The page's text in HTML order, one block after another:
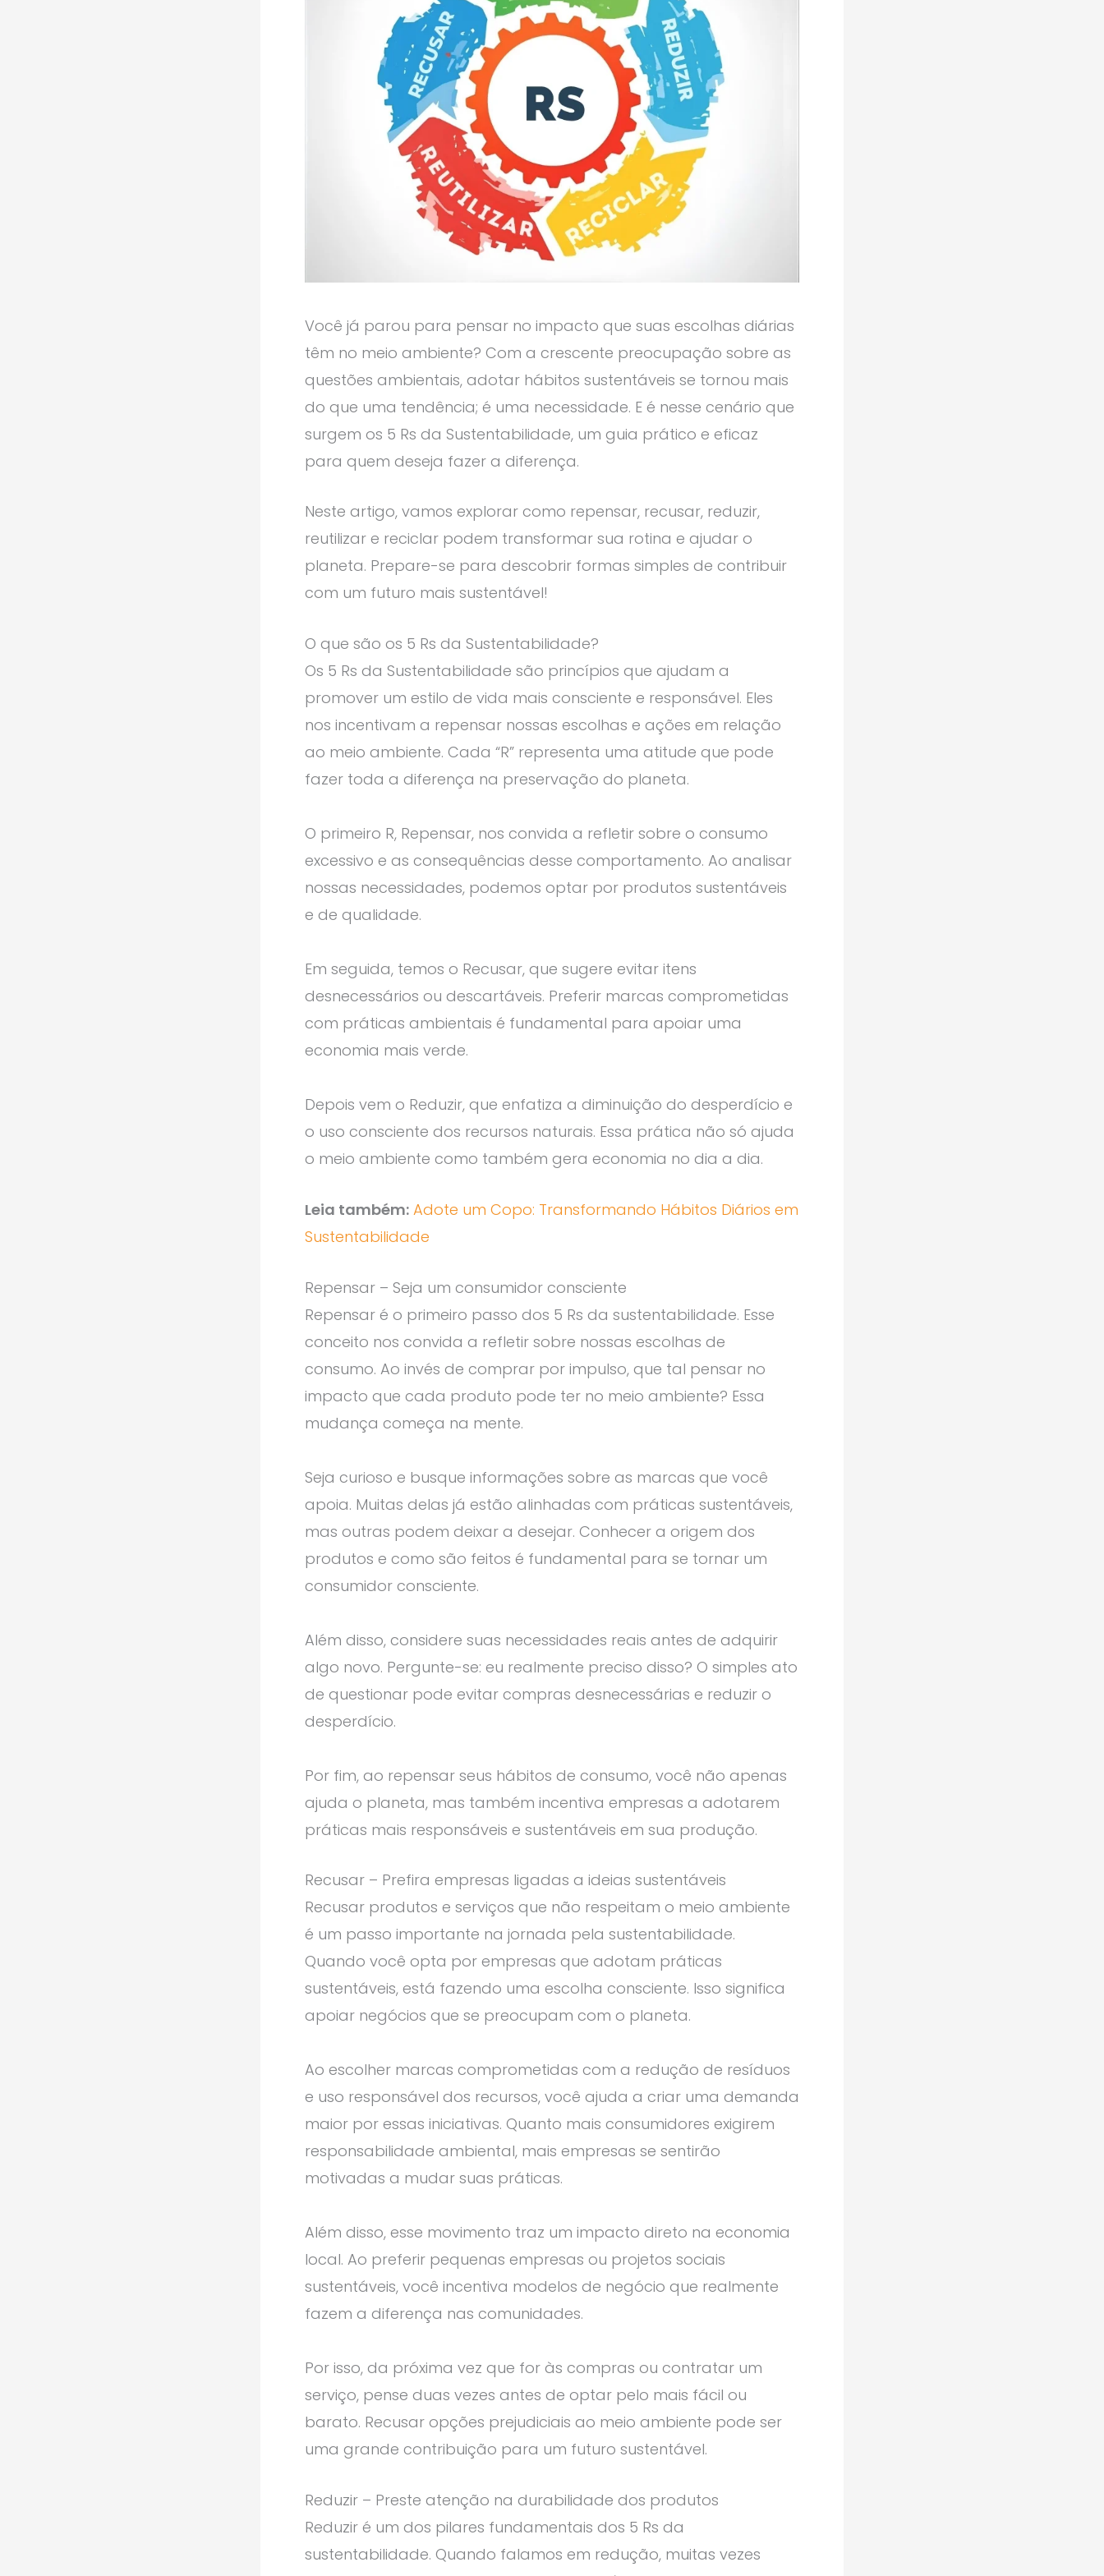
Você já parou para pensar no impacto que suas escolhas diárias
têm no meio ambiente? Com a crescente preocupação sobre as
questões ambientais, adotar hábitos sustentáveis se tornou mais
do que uma tendência; é uma necessidade. E é nesse cenário que
surgem os 5 Rs da Sustentabilidade, um guia prático e eficaz
para quem deseja fazer a diferença.
Neste artigo, vamos explorar como repensar, recusar, reduzir,
reutilizar e reciclar podem transformar sua rotina e ajudar o
planeta. Prepare-se para descobrir formas simples de contribuir
com um futuro mais sustentável!
O que são os 5 Rs da Sustentabilidade?
Os 5 Rs da Sustentabilidade são princípios que ajudam a
promover um estilo de vida mais consciente e responsável. Eles
nos incentivam a repensar nossas escolhas e ações em relação
ao meio ambiente. Cada “R” representa uma atitude que pode
fazer toda a diferença na preservação do planeta.
O primeiro R, Repensar, nos convida a refletir sobre o consumo
excessivo e as consequências desse comportamento. Ao analisar
nossas necessidades, podemos optar por produtos sustentáveis
e de qualidade.
Em seguida, temos o Recusar, que sugere evitar itens
desnecessários ou descartáveis. Preferir marcas comprometidas
com práticas ambientais é fundamental para apoiar uma
economia mais verde.
Depois vem o Reduzir, que enfatiza a diminuição do desperdício e
o uso consciente dos recursos naturais. Essa prática não só ajuda
o meio ambiente como também gera economia no dia a dia.
Leia também: Adote um Copo: Transformando Hábitos Diários em
Sustentabilidade
Repensar – Seja um consumidor consciente
Repensar é o primeiro passo dos 5 Rs da sustentabilidade. Esse
conceito nos convida a refletir sobre nossas escolhas de
consumo. Ao invés de comprar por impulso, que tal pensar no
impacto que cada produto pode ter no meio ambiente? Essa
mudança começa na mente.
Seja curioso e busque informações sobre as marcas que você
apoia. Muitas delas já estão alinhadas com práticas sustentáveis,
mas outras podem deixar a desejar. Conhecer a origem dos
produtos e como são feitos é fundamental para se tornar um
consumidor consciente.
Além disso, considere suas necessidades reais antes de adquirir
algo novo. Pergunte-se: eu realmente preciso disso? O simples ato
de questionar pode evitar compras desnecessárias e reduzir o
desperdício.
Por fim, ao repensar seus hábitos de consumo, você não apenas
ajuda o planeta, mas também incentiva empresas a adotarem
práticas mais responsáveis e sustentáveis em sua produção.
Recusar – Prefira empresas ligadas a ideias sustentáveis
Recusar produtos e serviços que não respeitam o meio ambiente
é um passo importante na jornada pela sustentabilidade.
Quando você opta por empresas que adotam práticas
sustentáveis, está fazendo uma escolha consciente. Isso significa
apoiar negócios que se preocupam com o planeta.
Ao escolher marcas comprometidas com a redução de resíduos
e uso responsável dos recursos, você ajuda a criar uma demanda
maior por essas iniciativas. Quanto mais consumidores exigirem
responsabilidade ambiental, mais empresas se sentirão
motivadas a mudar suas práticas.
Além disso, esse movimento traz um impacto direto na economia
local. Ao preferir pequenas empresas ou projetos sociais
sustentáveis, você incentiva modelos de negócio que realmente
fazem a diferença nas comunidades.
Por isso, da próxima vez que for às compras ou contratar um
serviço, pense duas vezes antes de optar pelo mais fácil ou
barato. Recusar opções prejudiciais ao meio ambiente pode ser
uma grande contribuição para um futuro sustentável.
Reduzir – Preste atenção na durabilidade dos produtos
Reduzir é um dos pilares fundamentais dos 5 Rs da
sustentabilidade. Quando falamos em redução, muitas vezes